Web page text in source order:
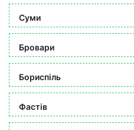
Суми
Бровари
Бориспіль
Фастів